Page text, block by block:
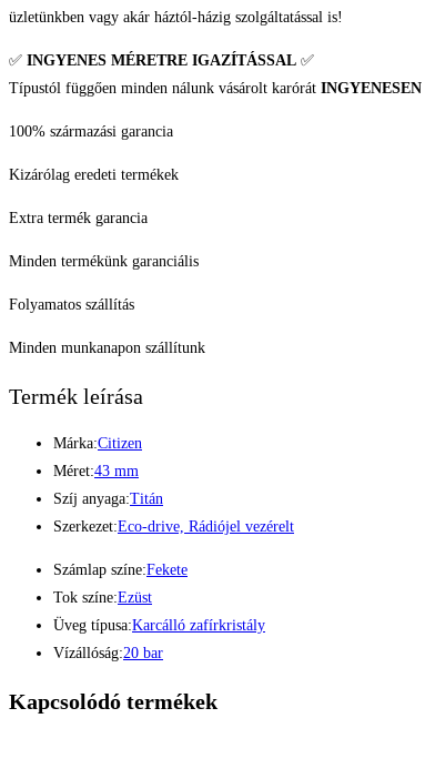
üzletünkben vagy akár háztól-házig szolgáltatással is!
✅ INGYENES MÉRETRE IGAZÍTÁSSAL ✅
Típustól függően minden nálunk vásárolt karórát INGYENESEN
100% származási garancia
Kizárólag eredeti termékek
Extra termék garancia
Minden termékünk garanciális
Folyamatos szállítás
Minden munkanapon szállítunk
Termék leírása
Márka:Citizen
Méret:43 mm
Szíj anyaga:Titán
Szerkezet:Eco-drive, Rádiójel vezérelt
Számlap színe:Fekete
Tok színe:Ezüst
Üveg típusa:Karcálló zafírkristály
Vízállóság:20 bar
Kapcsolódó termékek